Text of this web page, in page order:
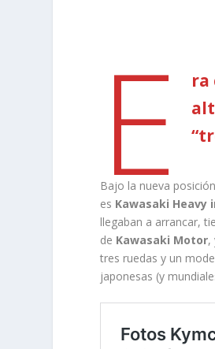
E
ra
Bajo la nueva
es Kawasaki Heavy
llegaban a arrancar,
de Kawasaki Motor,
tres ruedas y un
japonesas (y